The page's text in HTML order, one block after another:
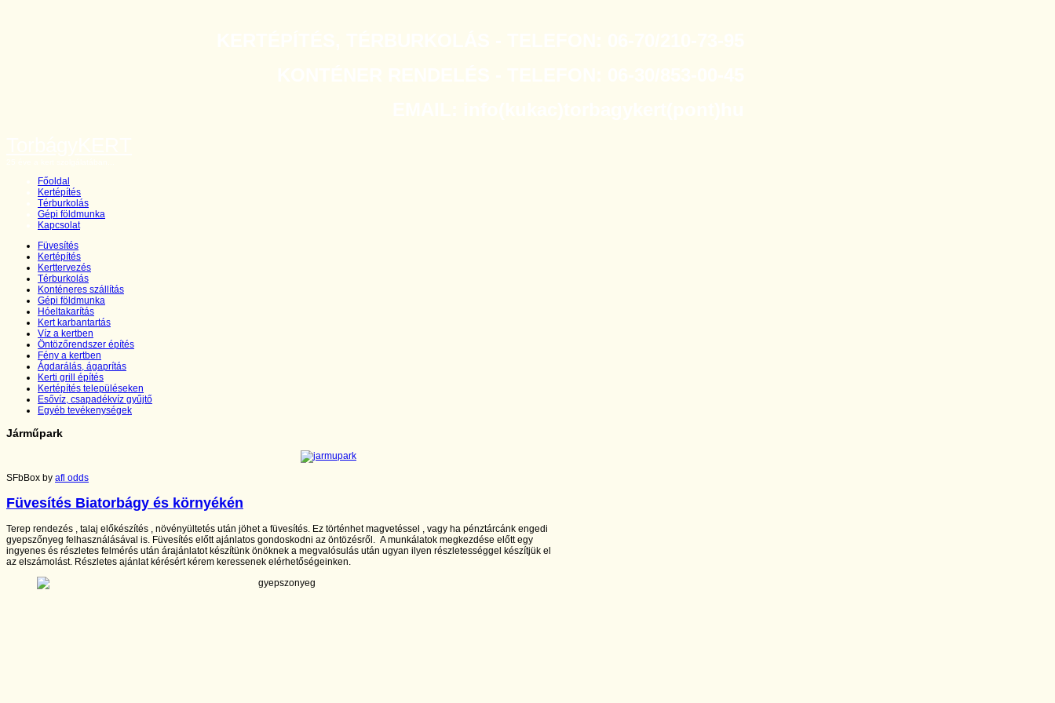
Főoldal
Kertépítés
Térburkolás
Gépi földmunka
Kapcsolat
Füvesítés
Kertépítés
Kerttervezés
Térburkolás
Konténeres szállítás
Gépi földmunka
Hóeltakarítás
Kert karbantartás
Víz a kertben
Öntözőrendszer építés
Fény a kertben
Ágdarálás, ágaprítás
Kerti grill építés
Kertépítés településeken
Esővíz, csapadékvíz gyűjtő
Egyéb tevékenységek
Járműpark
SFbBox by afl odds
Füvesítés Biatorbágy és környékén
Terep rendezés , talaj előkészítés , növényültetés után jöhet a füvesítés. Ez történhet magvetéssel , vagy ha pénztárcánk engedi
gyepszőnyeg felhasználásával is. Füvesítés előtt ajánlatos gondoskodni az öntözésről. A munkálatok megkezdése előtt egy
ingyenes és részletes felmérés után árajánlatot készítünk önöknek a megvalósulás után ugyan ilyen részletességgel készítjük el
az elszámolást. Részletes ajánlat kérésért kérem keressenek elérhetőségeinken.